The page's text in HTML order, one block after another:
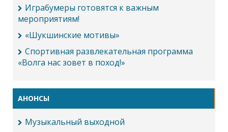
Играбумеры готовятся к важным
мероприятиям!
«Шукшинские мотивы»
Спортивная развлекательная программа
«Волга нас зовет в поход!»
АНОНСЫ
Музыкальный выходной